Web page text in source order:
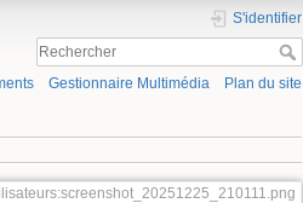
S'identifier
Gestionnaire Multimédia Plan du site